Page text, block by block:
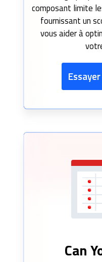
composant limite
fournissant un
vous aider à
Can